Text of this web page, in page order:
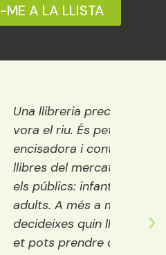
ME A LA LLISTA
situada
petita, però
els millors
per a tots
juvenil i
a més, mentre
llibre agafar
quelcom (té,